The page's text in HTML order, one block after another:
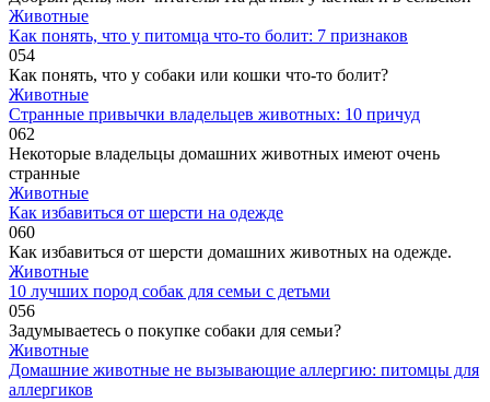
Животные
Как понять, что у питомца что-то болит: 7 признаков
054
Как понять, что у собаки или кошки что-то болит?
Животные
Странные привычки владельцев животных: 10 причуд
062
Некоторые владельцы домашних животных имеют очень
странные
Животные
Как избавиться от шерсти на одежде
060
Как избавиться от шерсти домашних животных на одежде.
Животные
10 лучших пород собак для семьи с детьми
056
Задумываетесь о покупке собаки для семьи?
Животные
Домашние животные не вызывающие аллергию: питомцы для
аллергиков